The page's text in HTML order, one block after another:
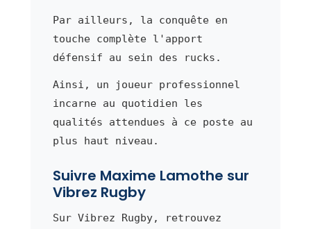
Par ailleurs, la conquête en
touche complète l'apport
défensif au sein des rucks.
Ainsi, un joueur professionnel
incarne au quotidien les
qualités attendues à ce poste au
plus haut niveau.
Suivre Maxime Lamothe sur
Vibrez Rugby
Sur Vibrez Rugby, retrouvez